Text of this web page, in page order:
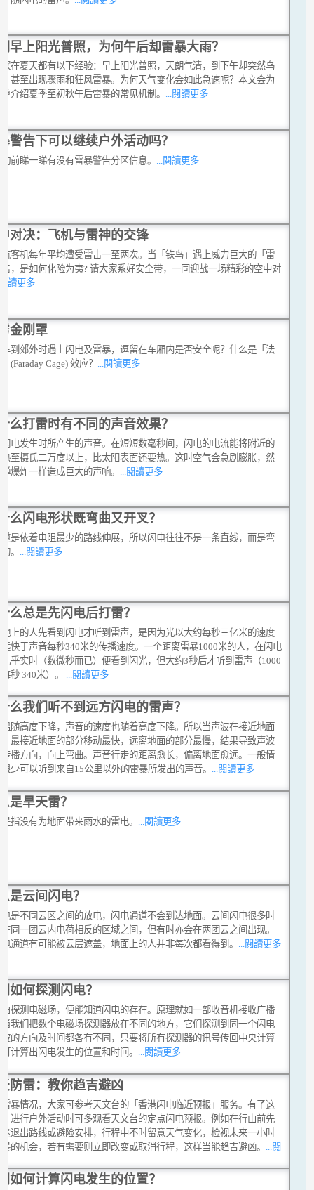
早上阳光普照，为何午后却雷暴大雨？
在夏天都有以下经验：早上阳光普照，天朗气清，到下午却突然乌
甚至出现骤雨和狂风雷暴。为何天气变化会如此急速呢？本文会为
介绍夏季至初秋午后雷暴的常见机制。 ...閱讀更多
警告下可以继续户外活动吗？
前睇一睇有没有雷暴警告分区信息。 ...閱讀更多
对决：飞机与雷神的交锋
客机每年平均遭受雷击一至两次。当「铁鸟」遇上威力巨大的「雷
，是如何化险为夷? 请大家系好安全带，一同迎战一场精彩的空中对
讀更多
金刚罩
到郊外时遇上闪电及雷暴，逗留在车厢内是否安全呢？什么是「法
(Faraday Cage) 效应？
...閱讀更多
么打雷时有不同的声音效果？
电发生时所产生的声音。在短短数毫秒间，闪电的电流能将附近的
至摄氏二万度以上，比太阳表面还要热。这时空气会急剧膨胀，然
爆炸一样造成巨大的声响。
...閱讀更多
么闪电形状既弯曲又开叉？
是依着电阻最少的路线伸展，所以闪电往往不是一条直线，而是弯
。 ...閱讀更多
么总是先闪电后打雷？
上的人先看到闪电才听到雷声，是因为光以大约每秒三亿米的速度
快于声音每秒340米的传播速度。一个距离雷暴1000米的人，在闪电
乎实时（数微秒而已）便看到闪光，但大约3秒后才听到雷声（1000
秒 340米）。
...閱讀更多
么我们听不到远方闪电的雷声？
随高度下降，声音的速度也随着高度下降。所以当声波在接近地面
最接近地面的部分移动最快，远离地面的部分最慢，结果导致声波
播方向，向上弯曲。声音行走的距离愈长，偏离地面愈远。一般情
少可以听到来自15公里以外的雷暴所发出的声音。 ...閱讀更多
是旱天雷？
指没有为地面带来雨水的雷电。 ...閱讀更多
是云间闪电？
是不同云区之间的放电，闪电通道不会到达地面。云间闪电很多时
同一团云内电荷相反的区域之间，但有时亦会在两团云之间出现。
通道有可能被云层遮盖，地面上的人并非每次都看得到。
...閱讀更多
如何探测闪电？
探测电磁场，便能知道闪电的存在。原理就如一部收音机接收广播
我们把数个电磁场探测器放在不同的地方，它们探测到同一个闪电
的方向及时间都各有不同，只要将所有探测器的讯号传回中央计算
计算出闪电发生的位置和时间。 ...閱讀更多
防雷：教你趋吉避凶
暴情况，大家可参考天文台的「香港闪电临近预报」服务。有了这
进行户外活动时可多观看天文台的定点闪电预报。例如在行山前先
退出路线或避险安排，行程中不时留意天气变化，检视未来一小时
的机会，若有需要则立即改变或取消行程，这样当能趋吉避凶。
...閱
如何计算闪电发生的位置？